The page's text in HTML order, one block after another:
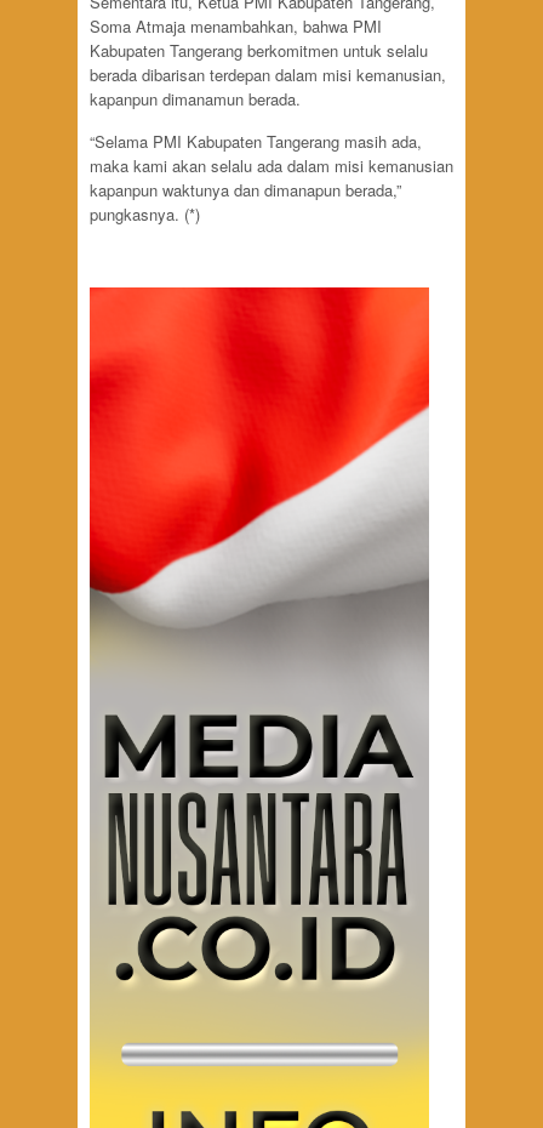
Soma Atmaja menambahkan, bahwa PMI
Kabupaten Tangerang berkomitmen untuk selalu
berada dibarisan terdepan dalam misi kemanusian,
kapanpun dimanamun berada.
“Selama PMI Kabupaten Tangerang masih ada,
maka kami akan selalu ada dalam misi kemanusian
kapanpun waktunya dan dimanapun berada,”
pungkasnya. (*)